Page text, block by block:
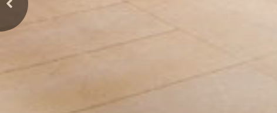
Previous